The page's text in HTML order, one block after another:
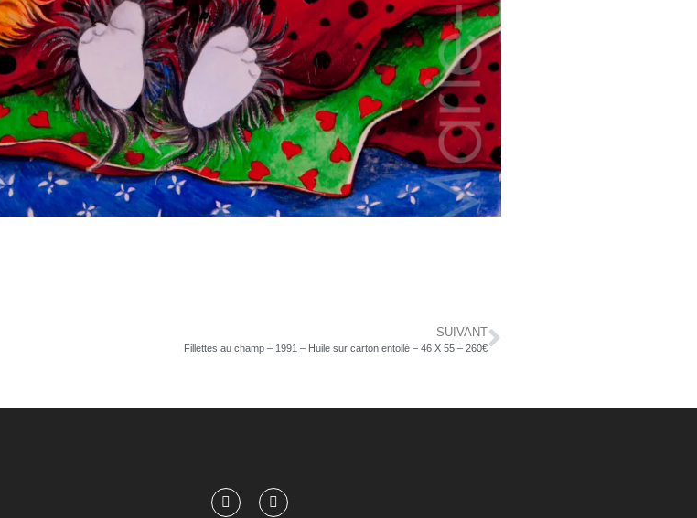
SUIVANT
Fillettes au champ – 1991 – Huile sur carton entoilé – 46 X 55 – 260€